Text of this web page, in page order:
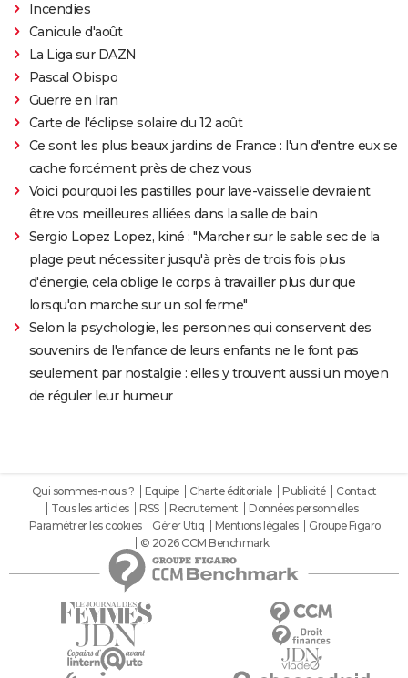
Incendies
Canicule d'août
La Liga sur DAZN
Pascal Obispo
Guerre en Iran
Carte de l'éclipse solaire du 12 août
Ce sont les plus beaux jardins de France : l'un d'entre eux se
cache forcément près de chez vous
Voici pourquoi les pastilles pour lave-vaisselle devraient
être vos meilleures alliées dans la salle de bain
Sergio Lopez Lopez, kiné : "Marcher sur le sable sec de la
plage peut nécessiter jusqu'à près de trois fois plus
d'énergie, cela oblige le corps à travailler plus dur que
lorsqu'on marche sur un sol ferme"
Selon la psychologie, les personnes qui conservent des
souvenirs de l'enfance de leurs enfants ne le font pas
seulement par nostalgie : elles y trouvent aussi un moyen
de réguler leur humeur
Qui sommes-nous ? Equipe Charte éditoriale Publicité
Contact
Tous les articles
RSS Recrutement
Données personnelles
Paramétrer les cookies
Gérer Utiq Mentions légales
Groupe Figaro
© 2026 CCM Benchmark